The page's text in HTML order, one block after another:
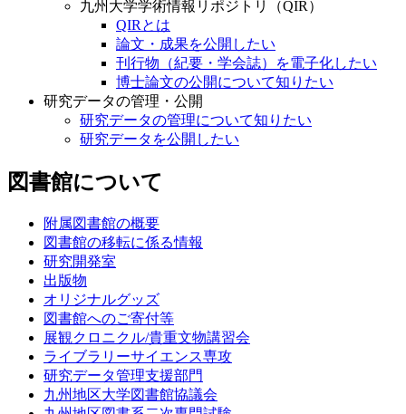
九州大学学術情報リポジトリ（QIR）
QIRとは
論文・成果を公開したい
刊行物（紀要・学会誌）を電子化したい
博士論文の公開について知りたい
研究データの管理・公開
研究データの管理について知りたい
研究データを公開したい
図書館について
附属図書館の概要
図書館の移転に係る情報
研究開発室
出版物
オリジナルグッズ
図書館へのご寄付等
展観クロニクル/貴重文物講習会
ライブラリーサイエンス専攻
研究データ管理支援部門
九州地区大学図書館協議会